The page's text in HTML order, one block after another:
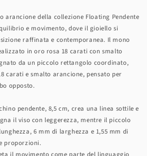
arancione della collezione Floating Pendente
e movimento, dove il gioiello si
raffinata e contemporanea. Il mono
in oro rosa 18 carati con smalto
da un piccolo rettangolo coordinato,
carati e smalto arancione, pensato per
opposto.
pendente, 8,5 cm, crea una linea sottile e
il viso con leggerezza, mentre il piccolo
6 mm di larghezza e 1,55 mm di
proporzioni.